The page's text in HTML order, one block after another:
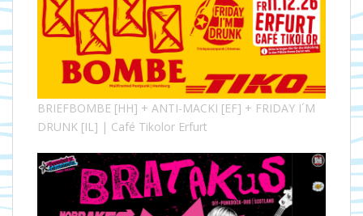
BRIEFBOMBE [HH] + ANTI-MACKI [EF] + FRIDAY I´M
DRUNK [IL] | Café Tikolor Erfurt